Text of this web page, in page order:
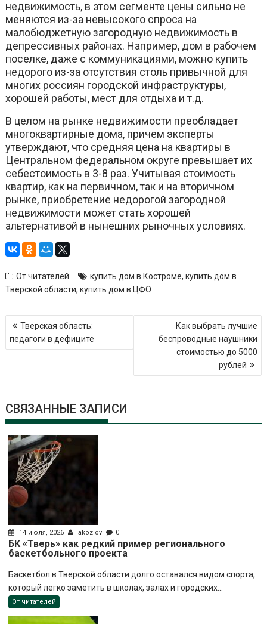
недвижимость, в этом сегменте цены сильно не
меняются из-за невысокого спроса на
малобюджетную загородную недвижимость в
депрессивных районах. Например, дом в рабочем
поселке, даже с коммуникациями, можно купить
недорого из-за отсутствия столь привычной для
многих россиян городской инфраструктуры,
хорошей работы, мест для отдыха и т.д.
В целом на рынке недвижимости преобладает
многоквартирные дома, причем эксперты
утверждают, что средняя цена на квартиры в
Центральном федеральном округе превышает их
себестоимость в 3-8 раз. Учитывая стоимость
квартир, как на первичном, так и на вторичном
рынке, приобретение недорогой загородной
недвижимости может стать хорошей
альтернативой в нынешних рыночных условиях.
От читателей купить дом в Костроме,купить дом в
Тверской области,купить дом в ЦФО
Навигация
по
записям
Тверская область:
педагоги в дефиците
Как выбрать лучшие
беспроводные наушники
стоимостью до 5000
рублей
СВЯЗАННЫЕ ЗАПИСИ
14 июля, 2026 akozlov 0
БК «Тверь» как редкий пример регионального
баскетбольного проекта
Баскетбол в Тверской области долго оставался видом спорта,
который легко заметить в школах, залах и городских...
От читателей